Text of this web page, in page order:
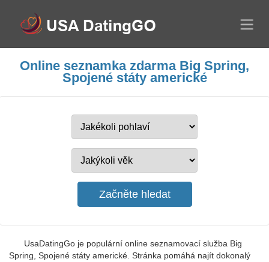
Online seznamka zdarma Big Spring,
Spojené státy americké
UsaDatingGo je populární online seznamovací služba Big
Spring, Spojené státy americké. Stránka pomáhá najít dokonalý